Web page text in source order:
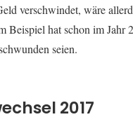
verschwindet, wäre
Beispiel hat schon im Jahr
seien.
2017